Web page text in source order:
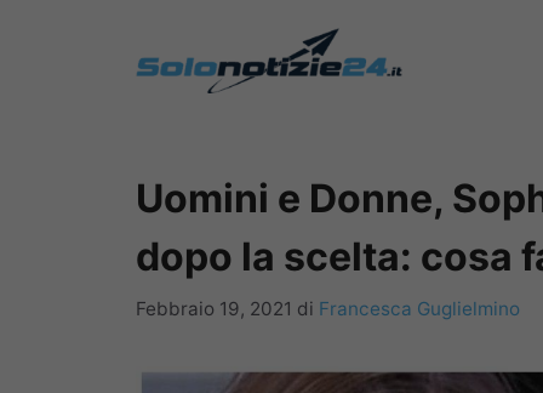
Uomini e Donne,
dopo la scelta: cosa
Febbraio 19, 2021 di Francesca Guglielmino